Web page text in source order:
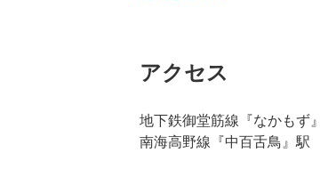
アクセス
地下鉄御堂筋線『なかも
南海高野線『中百舌鳥』